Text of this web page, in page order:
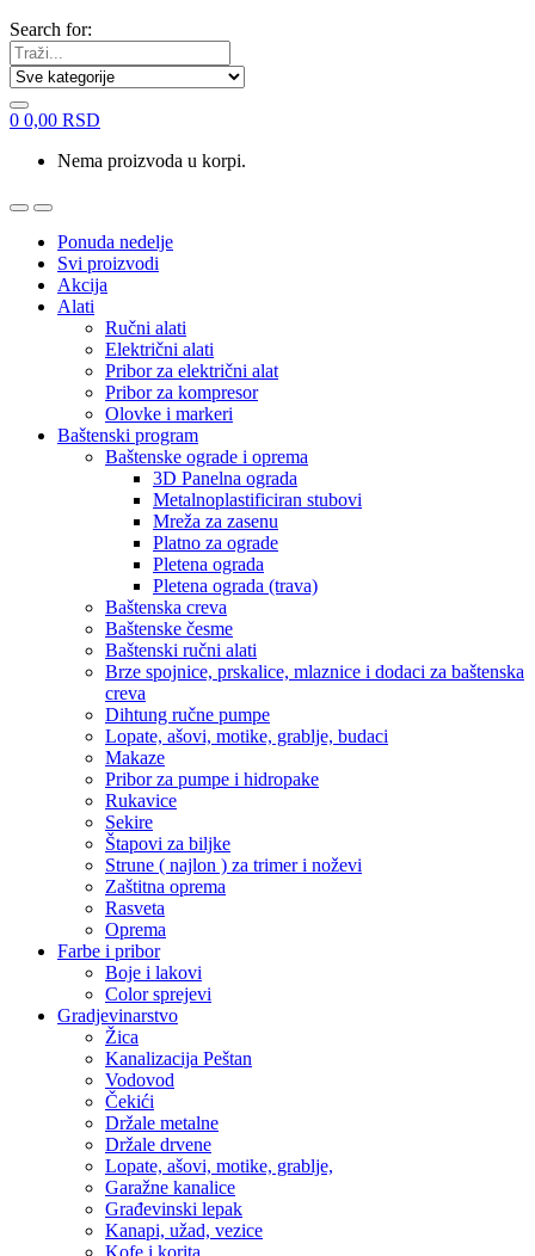
Search for:
0 0,00 RSD
Nema proizvoda u korpi.
Ponuda nedelje
Svi proizvodi
Akcija
Alati
Ručni alati
Električni alati
Pribor za električni alat
Pribor za kompresor
Olovke i markeri
Baštenski program
Baštenske ograde i oprema
3D Panelna ograda
Metalnoplastificiran stubovi
Mreža za zasenu
Platno za ograde
Pletena ograda
Pletena ograda (trava)
Baštenska creva
Baštenske česme
Baštenski ručni alati
Brze spojnice, prskalice, mlaznice i dodaci za baštenska
creva
Dihtung ručne pumpe
Lopate, ašovi, motike, grablje, budaci
Makaze
Pribor za pumpe i hidropake
Rukavice
Sekire
Štapovi za biljke
Strune ( najlon ) za trimer i noževi
Zaštitna oprema
Rasveta
Oprema
Farbe i pribor
Boje i lakovi
Color sprejevi
Gradjevinarstvo
Žica
Kanalizacija Peštan
Vodovod
Čekići
Držale metalne
Držale drvene
Lopate, ašovi, motike, grablje,
Garažne kanalice
Građevinski lepak
Kanapi, užad, vezice
Kofe i korita